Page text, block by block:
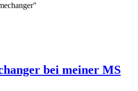
bei meiner MS